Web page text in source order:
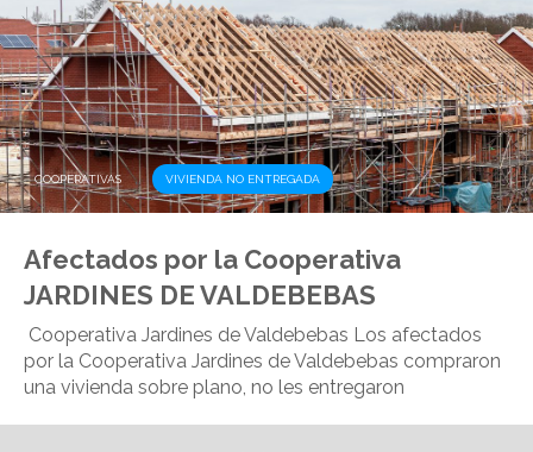
COOPERATIVAS , VIVIENDA NO ENTREGADA
Afectados por la Cooperativa
JARDINES DE VALDEBEBAS
Cooperativa Jardines de Valdebebas Los afectados
por la Cooperativa Jardines de Valdebebas compraron
una vivienda sobre plano, no les entregaron